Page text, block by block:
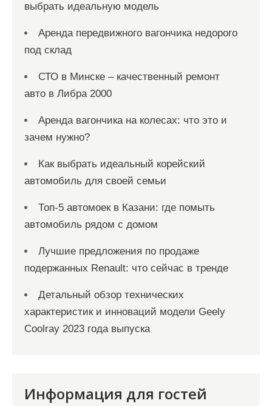
выбрать идеальную модель
Аренда передвижного вагончика недорого
под склад
СТО в Минске – качественный ремонт
авто в Либра 2000
Аренда вагончика на колесах: что это и
зачем нужно?
Как выбрать идеальный корейский
автомобиль для своей семьи
Топ-5 автомоек в Казани: где помыть
автомобиль рядом с домом
Лучшие предложения по продаже
подержанных Renault: что сейчас в тренде
Детальный обзор технических
характеристик и инноваций модели Geely
Coolray 2023 года выпуска
Информация для гостей